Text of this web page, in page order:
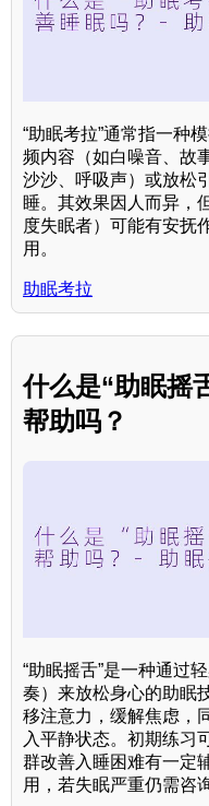
“助眠考拉”通常指一种
频内容（如白噪音、故
沙沙、呼吸声）或放松
睡。其效果因人而异，
度失眠者）可能有安抚
用。
助眠考拉
什么是“助眠摇
帮助吗？
“助眠摇舌”是一种通过
奏）来放松身心的助眠
移注意力，缓解焦虑，
入平静状态。初期练习
群改善入睡困难有一定
用，若失眠严重仍需咨